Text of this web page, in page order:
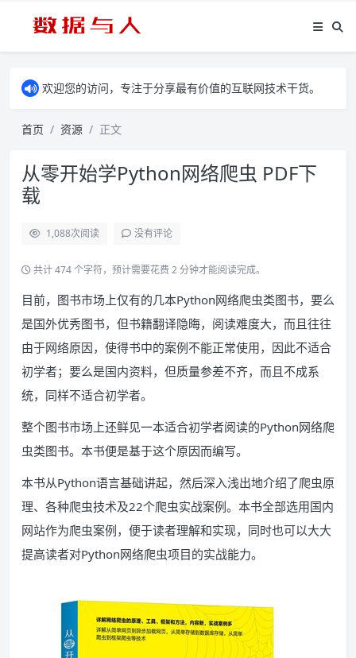
欢迎您的访问，专注于分享最有价值的互联网技术干货。
首页 资源 正文
从零开始学Python网络爬虫 PDF下
载
1,088次阅读 没有评论
共计 474 个字符，预计需要花费 2 分钟才能阅读完成。
目前，图书市场上仅有的几本Python网络爬虫类图书，要么
是国外优秀图书，但书籍翻译隐晦，阅读难度大，而且往往
由于网络原因，使得书中的案例不能正常使用，因此不适合
初学者；要么是国内资料，但质量参差不齐，而且不成系
统，同样不适合初学者。
整个图书市场上还鲜见一本适合初学者阅读的Python网络爬
虫类图书。本书便是基于这个原因而编写。
本书从Python语言基础讲起，然后深入浅出地介绍了爬虫原
理、各种爬虫技术及22个爬虫实战案例。本书全部选用国内
网站作为爬虫案例，便于读者理解和实现，同时也可以大大
提高读者对Python网络爬虫项目的实战能力。